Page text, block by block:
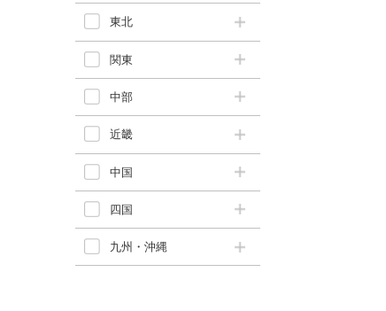
東北
関東
中部
近畿
中国
四国
九州・沖縄